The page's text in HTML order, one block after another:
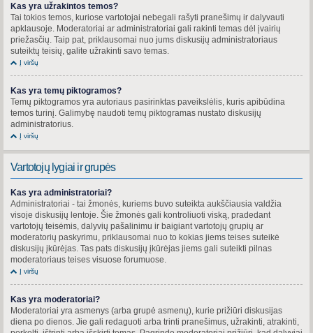
Kas yra užrakintos temos?
Tai tokios temos, kuriose vartotojai nebegali rašyti pranešimų ir dalyvauti
apklausoje. Moderatoriai ar administratoriai gali rakinti temas dėl įvairių
priežasčių. Taip pat, priklausomai nuo jums diskusijų administratoriaus
suteiktų teisių, galite užrakinti savo temas.
Į viršų
Kas yra temų piktogramos?
Temų piktogramos yra autoriaus pasirinktas paveikslėlis, kuris apibūdina
temos turinį. Galimybę naudoti temų piktogramas nustato diskusijų
administratorius.
Į viršų
Vartotojų lygiai ir grupės
Kas yra administratoriai?
Administratoriai - tai žmonės, kuriems buvo suteikta aukščiausia valdžia
visoje diskusijų lentoje. Šie žmonės gali kontroliuoti viską, pradedant
vartotojų teisėmis, dalyvių pašalinimu ir baigiant vartotojų grupių ar
moderatorių paskyrimu, priklausomai nuo to kokias jiems teises suteikė
diskusijų įkūrėjas. Tas pats diskusijų įkūrėjas jiems gali suteikti pilnas
moderatoriaus teises visuose forumuose.
Į viršų
Kas yra moderatoriai?
Moderatoriai yra asmenys (arba grupė asmenų), kurie prižiūri diskusijas
diena po dienos. Jie gali redaguoti arba trinti pranešimus, užrakinti, atrakinti,